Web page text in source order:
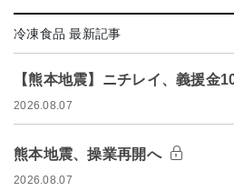
冷凍食品 最新記事
【熊本地震】ニチレイ、義援金
2026.08.07
熊本地震、操業再開へ
2026.08.07